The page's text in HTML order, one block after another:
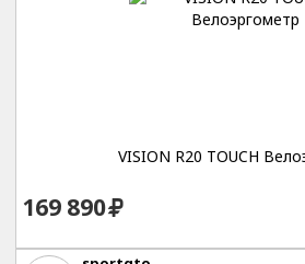
VISION R20 TOUCH
169 890